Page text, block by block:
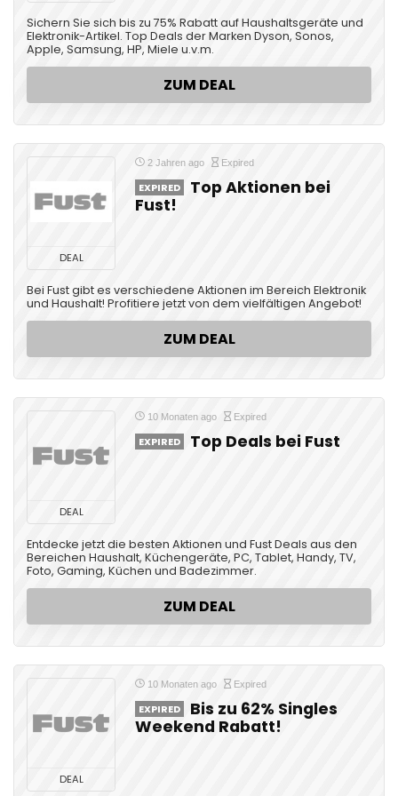
Sichern Sie sich bis zu 75% Rabatt auf Haushaltsgeräte und
Elektronik-Artikel. Top Deals der Marken Dyson, Sonos,
Apple, Samsung, HP, Miele u.v.m.
ZUM DEAL
DEAL
2 Jahren ago Expired
EXPIRED
Top Aktionen bei
Fust!
Bei Fust gibt es verschiedene Aktionen im Bereich Elektronik
und Haushalt! Profitiere jetzt von dem vielfältigen Angebot!
ZUM DEAL
DEAL
10 Monaten ago Expired
EXPIRED Top Deals bei Fust
Entdecke jetzt die besten Aktionen und Fust Deals aus den
Bereichen Haushalt, Küchengeräte, PC, Tablet, Handy, TV,
Foto, Gaming, Küchen und Badezimmer.
ZUM DEAL
DEAL
10 Monaten ago Expired
EXPIRED
Bis zu 62% Singles
Weekend Rabatt!